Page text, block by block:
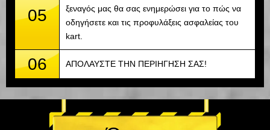
05
ξεναγός μας θα σας ενημερώσει για το πώς να
οδηγήσετε και τις προφυλάξεις ασφαλείας του
kart.
06 ΑΠΟΛΑΥΣΤΕ ΤΗΝ ΠΕΡΙΗΓΗΣΗ ΣΑΣ!